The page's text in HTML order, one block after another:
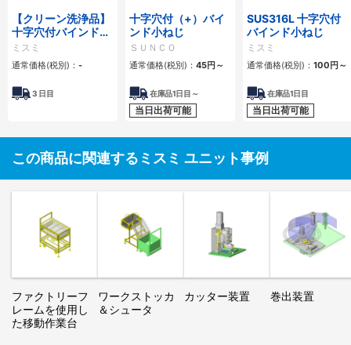
【クリーン洗浄品】
十字穴付バインド小
ねじ-単品・小箱
ミスミ
通常価格(税別)： -
3 日目
十字穴付（+）バイ
ンド小ねじ
ＳＵＮＣＯ
通常価格(税別)： 45円～
在庫品1日目～
当日出荷可能
SUS316L 十字穴付
バインド小ねじ
ミスミ
通常価格(税別)： 100円～
在庫品1日目
当日出荷可能
この商品に関連するミスミ ユニット事例
ファクトリーフ
レームを使用し
た移動作業台
ワークストッカ
＆シュータ
カッター装置 巻出装置